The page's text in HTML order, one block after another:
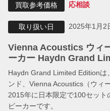
買取参考価格 応相談
取り扱い日 2025年1月2
Vienna Acoustics ウィ
ーカー Haydn Grand
Haydn Grand Limited Editionは
ンド、Vienna Acoustics（ウィ
2015年に日本限定で100セット
ピーカーです。